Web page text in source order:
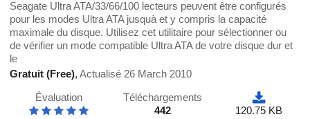
Seagate Ultra ATA/33/66/100 lecteurs peuvent être configurés
pour les modes Ultra ATA jusquà et y compris la capacité
maximale du disque. Utilisez cet utilitaire pour sélectionner ou
de vérifier un mode compatible Ultra ATA de votre disque dur et
le
Gratuit (Free),Actualisé 26 March 2010
Évaluation
Téléchargements
442
120.75 KB